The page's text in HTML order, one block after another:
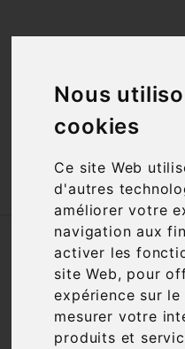
Nous
cookies
Ce site Web
d'autres
améliorer votre
navigation aux
activer les
site Web, pour
expérience sur le
mesurer votre
produits et
Accueil Vins
Nous nous
occasionnée